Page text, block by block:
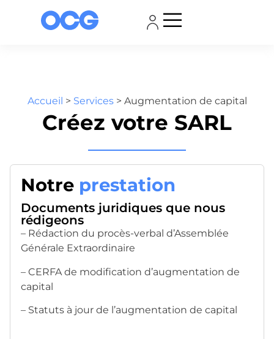
Accueil > Services> Augmentation de capital
Créez votre SARL
Notre prestation
Documents juridiques que nous
rédigeons
– Rédaction du procès-verbal d’Assemblée
Générale Extraordinaire
– CERFA de modification d’augmentation de
capital
– Statuts à jour de l’augmentation de capital